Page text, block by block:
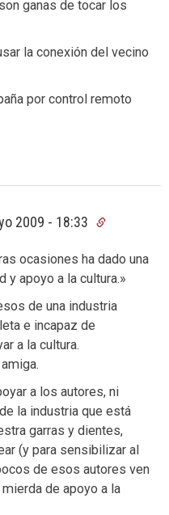
ganas de tocar los
la conexión del vecino
por control remoto
2009 - 18:33
ocasiones ha dado una
y apoyo a la cultura.»
de una industria
e incapaz de
a la cultura.
a los autores, ni
la industria que está
garras y dientes,
(y para sensibilizar al
de esos autores ven
de apoyo a la